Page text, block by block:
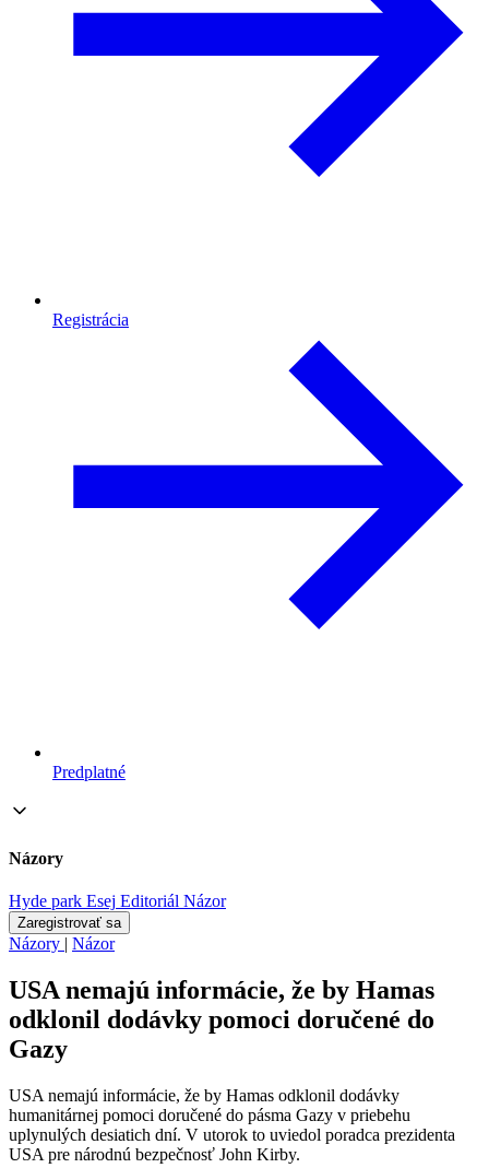
Registrácia
Predplatné
Názory
Hyde park Esej Editoriál Názor
Zaregistrovať sa
Názory | Názor
USA nemajú informácie, že by Hamas
odklonil dodávky pomoci doručené do
Gazy
USA nemajú informácie, že by Hamas odklonil dodávky
humanitárnej pomoci doručené do pásma Gazy v priebehu
uplynulých desiatich dní. V utorok to uviedol poradca prezidenta
USA pre národnú bezpečnosť John Kirby.